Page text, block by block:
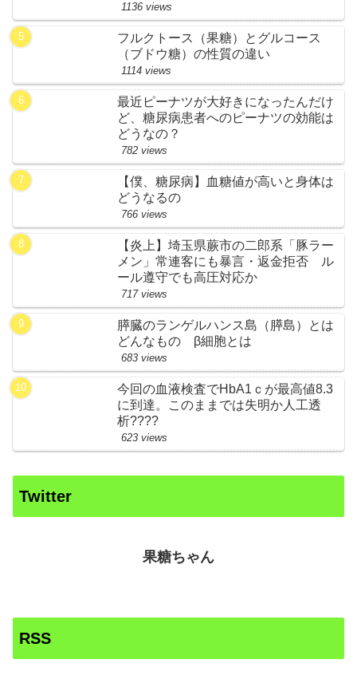
1136 views
フルクトース（果糖）とグルコース
（ブドウ糖）の性質の違い
1114 views
最近ピーナツが大好きになったんだけ
ど、糖尿病患者へのピーナツの効能は
どうなの？
782 views
【僕、糖尿病】血糖値が高いと身体は
どうなるの
766 views
【炎上】埼玉県蕨市の二郎系「豚ラー
メン」常連客にも暴言・返金拒否 ル
ール遵守でも高圧対応か
717 views
膵臓のランゲルハンス島（膵島）とは
どんなもの β細胞とは
683 views
今回の血液検査でHbA1ｃが最高値8.3
に到達。このままでは失明か人工透
析????
623 views
Twitter
果糖ちゃん
RSS